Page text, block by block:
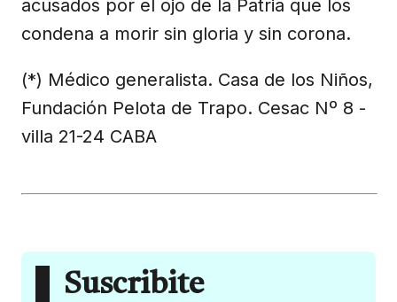
acusados por el ojo de la Patria que los
condena a morir sin gloria y sin corona.
(*) Médico generalista. Casa de los Niños,
Fundación Pelota de Trapo. Cesac Nº 8 -
villa 21-24 CABA
Suscribite